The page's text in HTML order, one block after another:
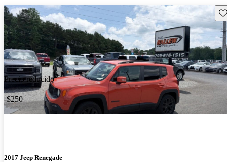
Precio reducido
-$250
2017 Jeep Renegade